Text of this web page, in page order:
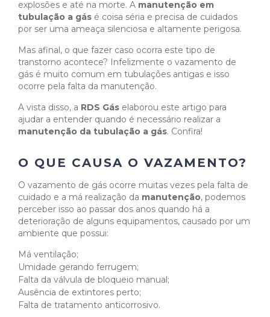
explosões e até na morte. A manutenção em
tubulação a gás é coisa séria e precisa de cuidados
por ser uma ameaça silenciosa e altamente perigosa.
Mas afinal, o que fazer caso ocorra este tipo de
transtorno acontece? Infelizmente o vazamento de
gás é muito comum em tubulações antigas e isso
ocorre pela falta da manutenção.
A vista disso, a RDS Gás elaborou este artigo para
ajudar a entender quando é necessário realizar a
manutenção da tubulação a gás. Confira!
O QUE CAUSA O VAZAMENTO?
O vazamento de gás ocorre muitas vezes pela falta de
cuidado e a má realização da manutenção, podemos
perceber isso ao passar dos anos quando há a
deterioração de alguns equipamentos, causado por um
ambiente que possui:
Má ventilação;
Umidade gerando ferrugem;
Falta da válvula de bloqueio manual;
Ausência de extintores perto;
Falta de tratamento anticorrosivo.